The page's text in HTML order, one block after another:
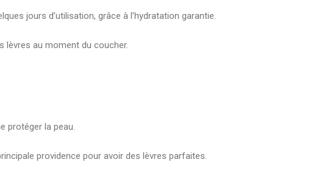
jours d’utilisation, grâce à l’hydratation garantie.
lèvres au moment du coucher.
protéger la peau.
providence pour avoir des lèvres parfaites.